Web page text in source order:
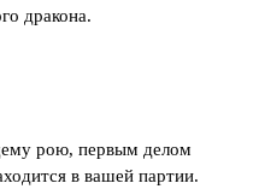
дракона.
рою, первым делом
в вашей партии.